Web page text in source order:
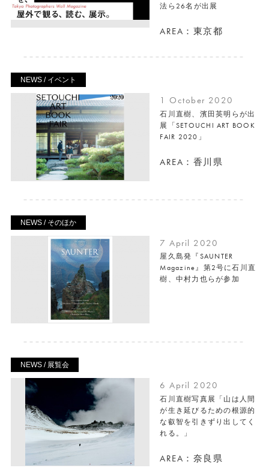
法ら26名が出展
AREA：東京都
NEWS / イベント
1 October 2020
石川直樹、濱田英明らが出
展「SETOUCHI ART BOOK
FAIR 2020」
AREA：香川県
NEWS / そのほか
7 April 2020
屋久島発『SAUNTER
Magazine』第2号に石川直
樹、中村力也らが参加
NEWS / 展覧会
6 April 2020
石川直樹写真展「山は人間
が生き延びるための根源的
な叡智を引きずり出してく
れる。」
AREA：奈良県